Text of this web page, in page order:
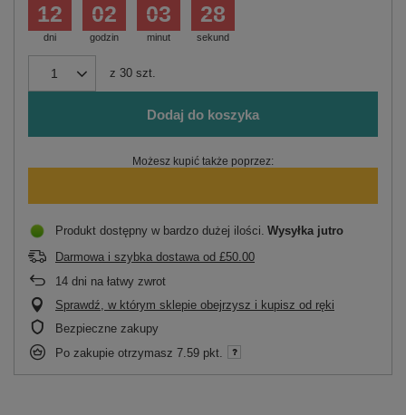
dni
12
godzin
02
minut
03
sekund
28
z 30 szt.
Dodaj do koszyka
Możesz kupić także poprzez:
Produkt dostępny w bardzo dużej ilości Wysyłka jutro
Darmowa i szybka dostawa od £50.00
14 dni na łatwy zwrot
Sprawdź, w którym sklepie obejrzysz i kupisz od ręki
Bezpieczne zakupy
Po zakupie otrzymasz 7.59 pkt.